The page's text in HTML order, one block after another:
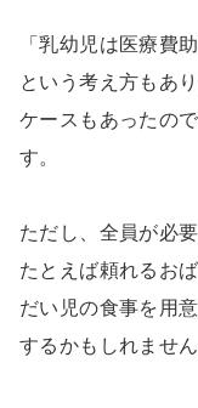
「乳幼児は医療費
という考え方もあ
ケースもあったの
す。
ただし、全員が必
たとえば頼れるお
だい児の食事を用
するかもしれません